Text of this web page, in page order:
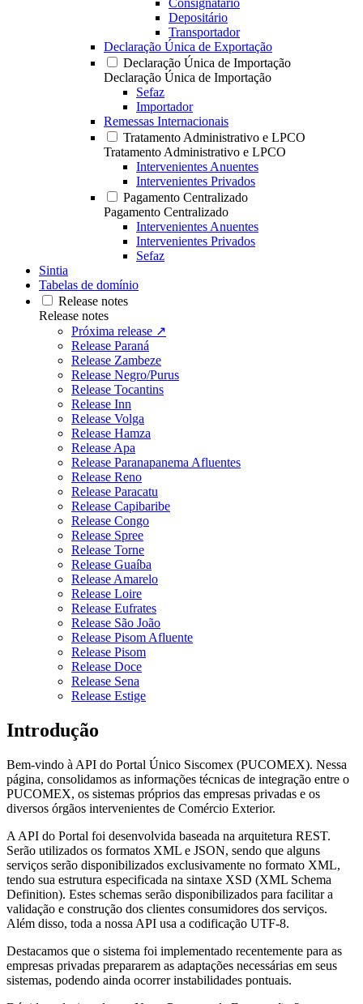
Consignatário
Depositário
Transportador
Declaração Única de Exportação
Declaração Única de Importação
Declaração Única de Importação
Sefaz
Importador
Remessas Internacionais
Tratamento Administrativo e LPCO
Tratamento Administrativo e LPCO
Intervenientes Anuentes
Intervenientes Privados
Pagamento Centralizado
Pagamento Centralizado
Intervenientes Anuentes
Intervenientes Privados
Sefaz
Sintia
Tabelas de domínio
Release notes
Release notes
Próxima release ↗
Release Paraná
Release Zambeze
Release Negro/Purus
Release Tocantins
Release Inn
Release Volga
Release Hamza
Release Apa
Release Paranapanema Afluentes
Release Reno
Release Paracatu
Release Capibaribe
Release Congo
Release Spree
Release Torne
Release Guaíba
Release Amarelo
Release Loire
Release Eufrates
Release São João
Release Pisom Afluente
Release Pisom
Release Doce
Release Sena
Release Estige
Introdução
Bem-vindo à API do Portal Único Siscomex (PUCOMEX). Nessa
página, consolidamos as informações técnicas de integração entre o
PUCOMEX, os sistemas próprios das empresas privadas e os
diversos órgãos intervenientes de Comércio Exterior.
A API do Portal foi desenvolvida baseada na arquitetura REST.
Serão utilizados os formatos XML e JSON, sendo que alguns
serviços serão disponibilizados exclusivamente no formato XML,
tendo sua estrutura especificada na sintaxe XSD (XML Schema
Definition). Estes schemas serão disponibilizados para facilitar a
validação e construção dos clientes consumidores dos serviços.
Além disso, toda a nossa API usa a codificação UTF-8.
Destacamos que o sistema foi implementado recentemente para as
empresas privadas prepararem as adaptações necessárias em seus
sistemas, podendo ainda ocorrer instabilidades pontuais.